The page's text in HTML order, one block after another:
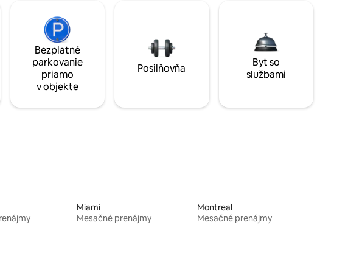
Bezplatné
parkovanie
priamo
v objekte
Posilňovňa
Byt so
službami
Miami
Mesačné prenájmy
Montreal
Mesačné prenájmy